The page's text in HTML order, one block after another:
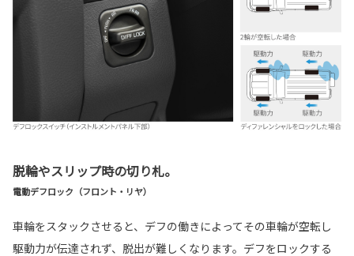
脱輪やスリップ時の切り札。
電動デフロック（フロント・リヤ）
車輪をスタックさせると、デフの働きによってその車輪が空転し
駆動力が伝達されず、脱出が難しくなります。デフをロックする